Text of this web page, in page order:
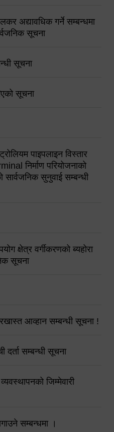
अद्यावधिक गर्ने सम्बन्धमा
सूचना
सूचना
सूचना
पाइपलाइन विस्तार
निर्माण परियोजनाको
सार्वजनिक सुनुवाई सम्बन्धी
क्षेत्र वर्गीकरणको ब्यहोरा
सूचना
आव्हान सम्बन्धी सूचना !
दर्ता सम्बन्धी सूचना
जिम्मेवारी
सम्बन्धमा ।